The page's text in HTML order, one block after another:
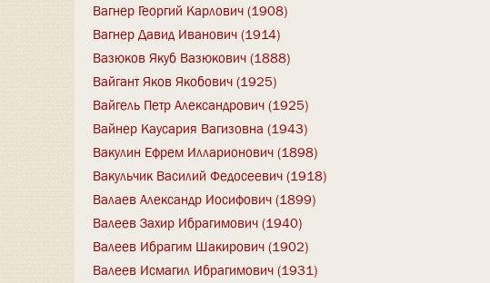
Вагнер Георгий Карлович (1908)
Вагнер Давид Иванович (1914)
Вазюков Якуб Вазюкович (1888)
Вайгант Яков Якобович (1925)
Вайгель Петр Александрович (1925)
Вайнер Каусария Вагизовна (1943)
Вакулин Ефрем Илларионович (1898)
Вакульчик Василий Федосеевич (1918)
Валаев Александр Иосифович (1899)
Валеев Захир Ибрагимович (1940)
Валеев Ибрагим Шакирович (1902)
Валеев Исмагил Ибрагимович (1931)